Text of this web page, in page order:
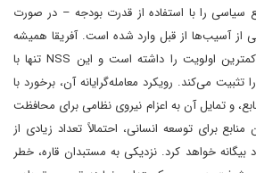
سیاسی را با استفاده از قدرت بودجه – در صورت
از آسیب‌ها از قبل وارد شده است. آفریقا همیشه
در تفکر استراتژیک آمریکا کمترین اولویت را داشته است و این NSS تنها با
می‌کند. رویکرد معامله‌گرایانه آن، برخورد با
و تمایل آن به اعزام نیروی نظامی برای محافظت
برای توسعه انسانی، احتمالاً تعداد زیادی از
بیگانه خواهد کرد. نزدیکی به مستبدان قاره، خطر